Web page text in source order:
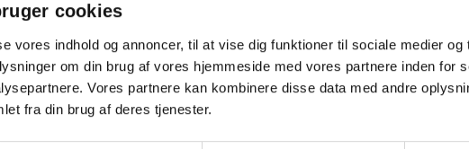
cookies
vores indhold og annoncer, til at vise dig funktioner til sociale medier og
om din brug af vores hjemmeside med vores partnere inden for
Vores partnere kan kombinere disse data med andre
fra din brug af deres tjenester.